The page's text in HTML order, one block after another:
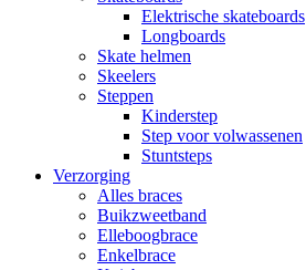
Elektrische skateboards
Longboards
Skate helmen
Skeelers
Steppen
Kinderstep
Step voor volwassenen
Stuntsteps
Verzorging
Alles braces
Buikzweetband
Elleboogbrace
Enkelbrace